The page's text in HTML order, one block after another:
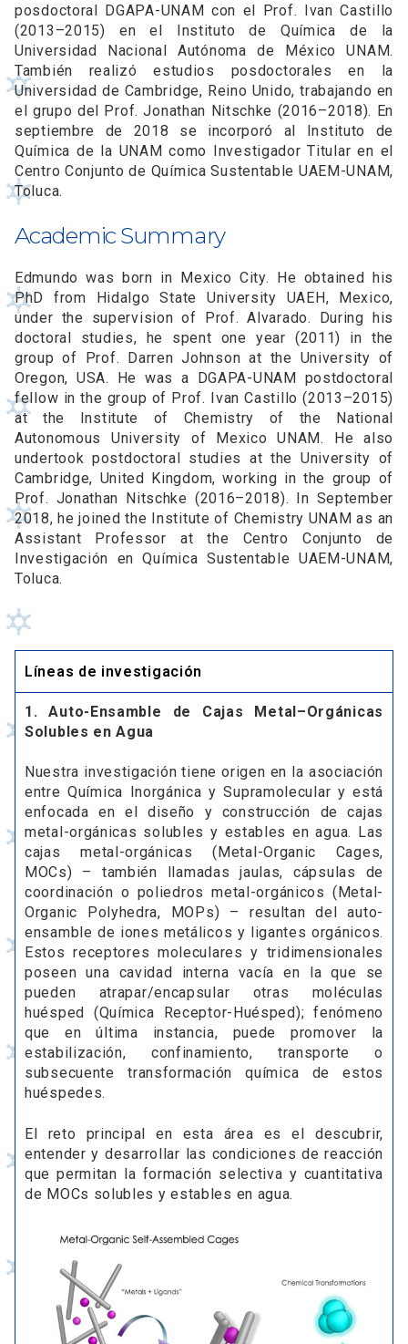
posdoctoral DGAPA-UNAM con el Prof. Ivan Castillo
(2013–2015) en el Instituto de Química de la
Universidad Nacional Autónoma de México UNAM.
También realizó estudios posdoctorales en la
Universidad de Cambridge, Reino Unido, trabajando en
el grupo del Prof. Jonathan Nitschke (2016–2018). En
septiembre de 2018 se incorporó al Instituto de
Química de la UNAM como Investigador Titular en el
Centro Conjunto de Química Sustentable UAEM-UNAM,
Toluca.
Academic Summary
Edmundo was born in Mexico City. He obtained his
PhD from Hidalgo State University UAEH, Mexico,
under the supervision of Prof. Alvarado. During his
doctoral studies, he spent one year (2011) in the
group of Prof. Darren Johnson at the University of
Oregon, USA. He was a DGAPA-UNAM postdoctoral
fellow in the group of Prof. Ivan Castillo (2013–2015)
at the Institute of Chemistry of the National
Autonomous University of Mexico UNAM. He also
undertook postdoctoral studies at the University of
Cambridge, United Kingdom, working in the group of
Prof. Jonathan Nitschke (2016–2018). In September
2018, he joined the Institute of Chemistry UNAM as an
Assistant Professor at the Centro Conjunto de
Investigación en Química Sustentable UAEM-UNAM,
Toluca.
Líneas de investigación
1. Auto-Ensamble de Cajas Metal–Orgánicas
Solubles en Agua
Nuestra investigación tiene origen en la asociación
entre Química Inorgánica y Supramolecular y está
enfocada en el diseño y construcción de cajas
metal-orgánicas solubles y estables en agua. Las
cajas metal-orgánicas (Metal-Organic Cages,
MOCs) – también llamadas jaulas, cápsulas de
coordinación o poliedros metal-orgánicos (Metal-
Organic Polyhedra, MOPs) – resultan del auto-
ensamble de iones metálicos y ligantes orgánicos.
Estos receptores moleculares y tridimensionales
poseen una cavidad interna vacía en la que se
pueden atrapar/encapsular otras moléculas
huésped (Química Receptor-Huésped); fenómeno
que en última instancia, puede promover la
estabilización, confinamiento, transporte o
subsecuente transformación química de estos
huéspedes.
El reto principal en esta área es el descubrir,
entender y desarrollar las condiciones de reacción
que permitan la formación selectiva y cuantitativa
de MOCs solubles y estables en agua.